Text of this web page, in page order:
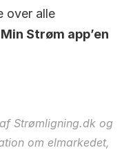
over alle
Min Strøm app’en
Strømligning.dk og
om elmarkedet,